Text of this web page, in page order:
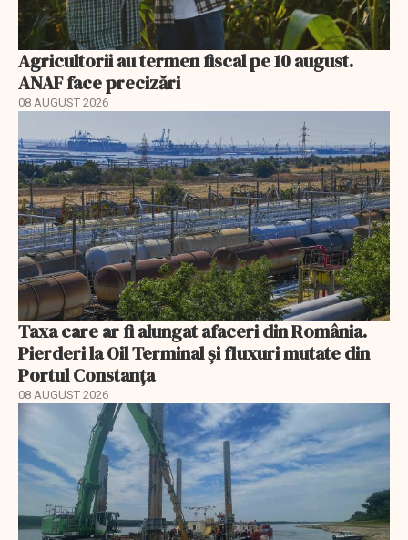
Agricultorii au termen fiscal pe 10 august.
ANAF face precizări
08 AUGUST 2026
Taxa care ar fi alungat afaceri din România.
Pierderi la Oil Terminal și fluxuri mutate din
Portul Constanța
08 AUGUST 2026